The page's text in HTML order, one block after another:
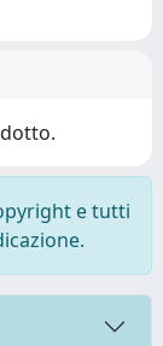
e tutti